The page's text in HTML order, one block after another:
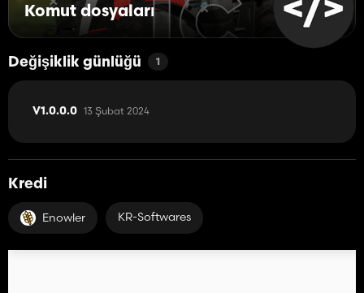
Komut dosyaları
Değişiklik günlüğü 1
V1.0.0.0 13 Şubat 2024
Kredi
Enowler KR-Softwares